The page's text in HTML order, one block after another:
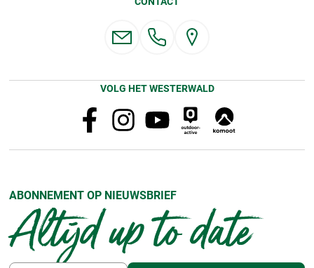
VOLG HET WESTERWALD
ABONNEMENT OP NIEUWSBRIEF
Altijd up to date